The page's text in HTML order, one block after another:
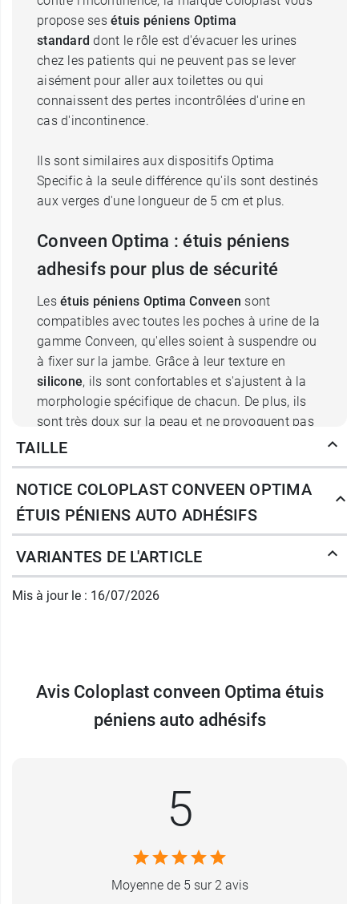
propose ses étuis péniens Optima
standard dont le rôle est d'évacuer les urines
chez les patients qui ne peuvent pas se lever
aisément pour aller aux toilettes ou qui
connaissent des pertes incontrôlées d'urine en
cas d'incontinence.
Ils sont similaires aux dispositifs Optima
Specific à la seule différence qu'ils sont destinés
aux verges d'une longueur de 5 cm et plus.
Conveen Optima : étuis péniens
adhesifs pour plus de sécurité
Les étuis péniens Optima Conveen sont
compatibles avec toutes les poches à urine de la
gamme Conveen, qu'elles soient à suspendre ou
à fixer sur la jambe. Grâce à leur texture en
silicone, ils sont confortables et s'ajustent à la
morphologie spécifique de chacun. De plus, ils
sont très doux sur la peau et ne provoquent pas
d'irritations cutanées comme peuvent le faire
présence d'allergènes. Pour ce qui est de leur
languettequi permet de le dérouler simplement
bonne stabilité une fois installé, assurée par la
surface adhésive de 4 cm de longueur.
coudage
qui limite les fuites.
Conditionnés en sachet individuel, ils sont à
Caractéristiques des étuis péniens
auto adhesifs Optima de Conveen
Retrait sans résidu ni odeur
TAILLE
NOTICE COLOPLAST CONVEEN OPTIMA
ÉTUIS PÉNIENS AUTO ADHÉSIFS
VARIANTES DE L'ARTICLE
Mis à jour le : 16/07/2026
Avis Coloplast conveen Optima étuis
péniens auto adhésifs
5
Moyenne de 5 sur 2 avis